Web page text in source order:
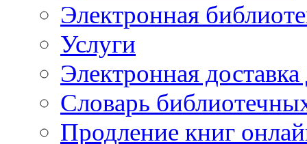
Электронная
Услуги
Электронная
Словарь
Продление книг